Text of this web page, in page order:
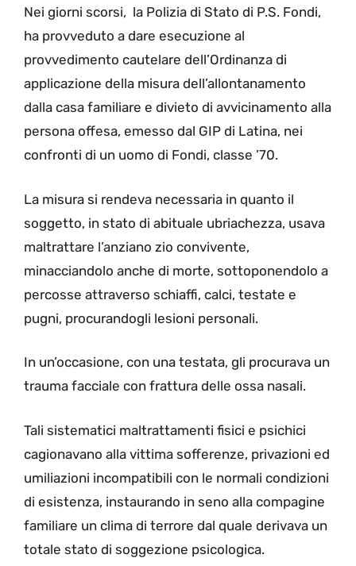
Nei giorni scorsi, la Polizia di Stato di P.S. Fondi,
ha provveduto a dare esecuzione al
provvedimento cautelare dell’Ordinanza di
applicazione della misura dell’allontanamento
dalla casa familiare e divieto di avvicinamento alla
persona offesa, emesso dal GIP di Latina, nei
confronti di un uomo di Fondi, classe ’70.
La misura si rendeva necessaria in quanto il
soggetto, in stato di abituale ubriachezza, usava
maltrattare l’anziano zio convivente,
minacciandolo anche di morte, sottoponendolo a
percosse attraverso schiaffi, calci, testate e
pugni, procurandogli lesioni personali.
In un’occasione, con una testata, gli procurava un
trauma facciale con frattura delle ossa nasali.
Tali sistematici maltrattamenti fisici e psichici
cagionavano alla vittima sofferenze, privazioni ed
umiliazioni incompatibili con le normali condizioni
di esistenza, instaurando in seno alla compagine
familiare un clima di terrore dal quale derivava un
totale stato di soggezione psicologica.